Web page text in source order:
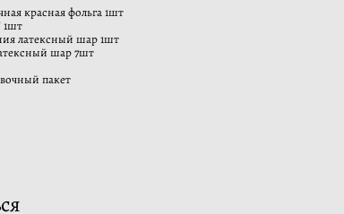
красная фольга 1шт
1шт
латексный шар 1шт
шар 7шт
пакет